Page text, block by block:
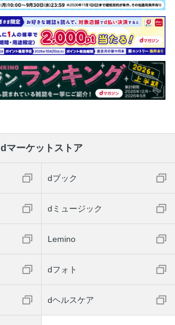
dマーケットストア
dブック
dミュージック
Lemino
dフォト
dヘルスケア